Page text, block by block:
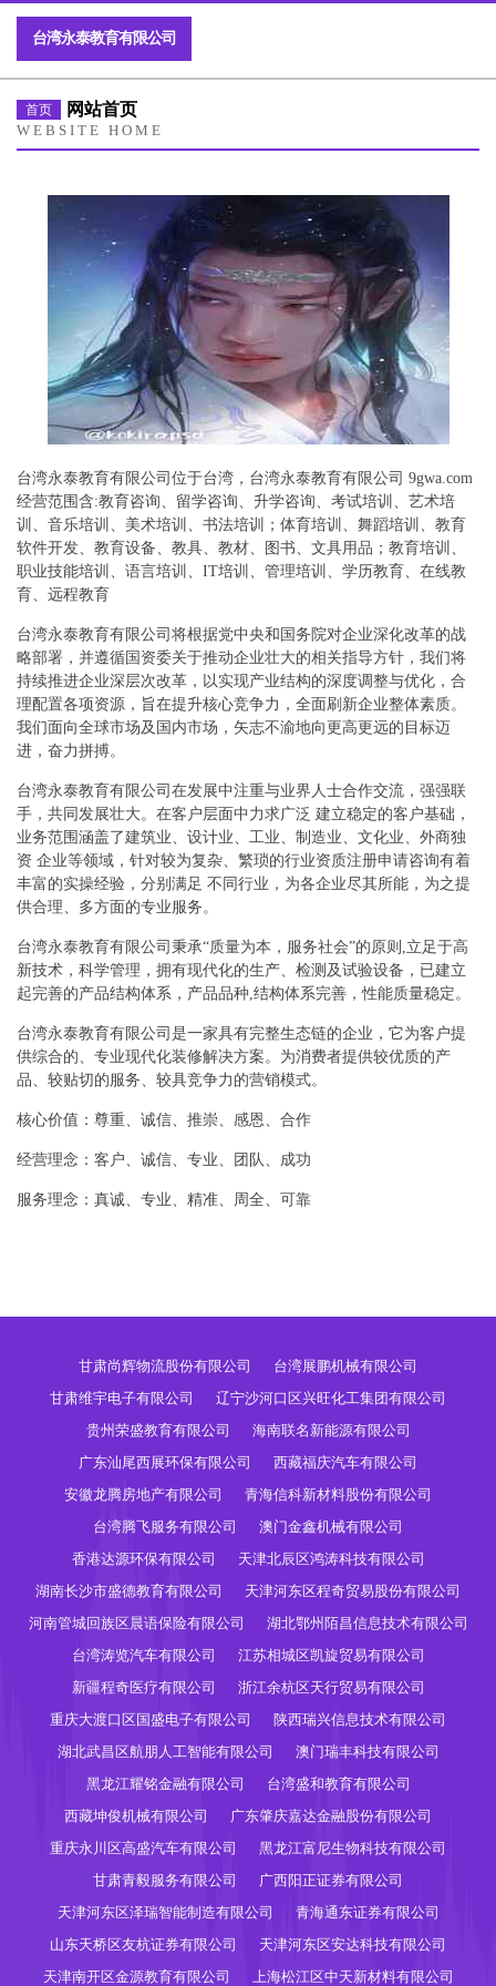
台湾永泰教育有限公司
首页 网站首页
WEBSITE HOME
台湾永泰教育有限公司位于台湾，台湾永泰教育有限公司 9gwa.com
经营范围含:教育咨询、留学咨询、升学咨询、考试培训、艺术培
训、音乐培训、美术培训、书法培训；体育培训、舞蹈培训、教育
软件开发、教育设备、教具、教材、图书、文具用品；教育培训、
职业技能培训、语言培训、IT培训、管理培训、学历教育、在线教
育、远程教育
台湾永泰教育有限公司将根据党中央和国务院对企业深化改革的战
略部署，并遵循国资委关于推动企业壮大的相关指导方针，我们将
持续推进企业深层次改革，以实现产业结构的深度调整与优化，合
理配置各项资源，旨在提升核心竞争力，全面刷新企业整体素质。
我们面向全球市场及国内市场，矢志不渝地向更高更远的目标迈
进，奋力拼搏。
台湾永泰教育有限公司在发展中注重与业界人士合作交流，强强联
手，共同发展壮大。在客户层面中力求广泛 建立稳定的客户基础，
业务范围涵盖了建筑业、设计业、工业、制造业、文化业、外商独
资 企业等领域，针对较为复杂、繁琐的行业资质注册申请咨询有着
丰富的实操经验，分别满足 不同行业，为各企业尽其所能，为之提
供合理、多方面的专业服务。
台湾永泰教育有限公司秉承“质量为本，服务社会”的原则,立足于高
新技术，科学管理，拥有现代化的生产、检测及试验设备，已建立
起完善的产品结构体系，产品品种,结构体系完善，性能质量稳定。
台湾永泰教育有限公司是一家具有完整生态链的企业，它为客户提
供综合的、专业现代化装修解决方案。为消费者提供较优质的产
品、较贴切的服务、较具竞争力的营销模式。
核心价值：尊重、诚信、推崇、感恩、合作
经营理念：客户、诚信、专业、团队、成功
服务理念：真诚、专业、精准、周全、可靠
甘肃尚辉物流股份有限公司
台湾展鹏机械有限公司
甘肃维宇电子有限公司
辽宁沙河口区兴旺化工集团有限公司
贵州荣盛教育有限公司
海南联名新能源有限公司
广东汕尾西展环保有限公司
西藏福庆汽车有限公司
安徽龙腾房地产有限公司
青海信科新材料股份有限公司
台湾腾飞服务有限公司
澳门金鑫机械有限公司
香港达源环保有限公司
天津北辰区鸿涛科技有限公司
湖南长沙市盛德教育有限公司
天津河东区程奇贸易股份有限公司
河南管城回族区晨语保险有限公司
湖北鄂州陌昌信息技术有限公司
台湾涛览汽车有限公司
江苏相城区凯旋贸易有限公司
新疆程奇医疗有限公司
浙江余杭区天行贸易有限公司
重庆大渡口区国盛电子有限公司
陕西瑞兴信息技术有限公司
湖北武昌区航朋人工智能有限公司
澳门瑞丰科技有限公司
黑龙江耀铭金融有限公司
台湾盛和教育有限公司
西藏坤俊机械有限公司
广东肇庆嘉达金融股份有限公司
重庆永川区高盛汽车有限公司
黑龙江富尼生物科技有限公司
甘肃青毅服务有限公司
广西阳正证券有限公司
天津河东区泽瑞智能制造有限公司
青海通东证券有限公司
山东天桥区友杭证券有限公司
天津河东区安达科技有限公司
天津南开区金源教育有限公司
上海松江区中天新材料有限公司